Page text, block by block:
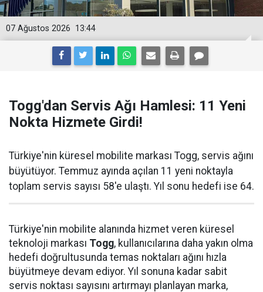
13:44
07 Ağustos 2026
Togg'dan Servis Ağı Hamlesi: 11 Yeni
Nokta Hizmete Girdi!
Türkiye'nin küresel mobilite markası Togg, servis ağını
büyütüyor. Temmuz ayında açılan 11 yeni noktayla
toplam servis sayısı 58'e ulaştı. Yıl sonu hedefi ise 64.
Türkiye'nin mobilite alanında hizmet veren küresel
teknoloji markası Togg, kullanıcılarına daha yakın olma
hedefi doğrultusunda temas noktaları ağını hızla
büyütmeye devam ediyor. Yıl sonuna kadar sabit
servis noktası sayısını artırmayı planlayan marka,